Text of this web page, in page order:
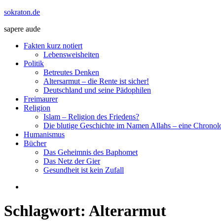
Zum
springen
sokraton.de
sapere aude
Menü
Fakten kurz notiert
Lebensweisheiten
Politik
Betreutes Denken
Altersarmut – die Rente ist sicher!
Deutschland und seine Pädophilen
Freimaurer
Religion
Islam – Religion des Friedens?
Die blutige Geschichte im Namen Allahs – eine
Humanismus
Bücher
Das Geheimnis des Baphomet
Das Netz der Gier
Gesundheit ist kein Zufall
Schlagwort: Alterarmut